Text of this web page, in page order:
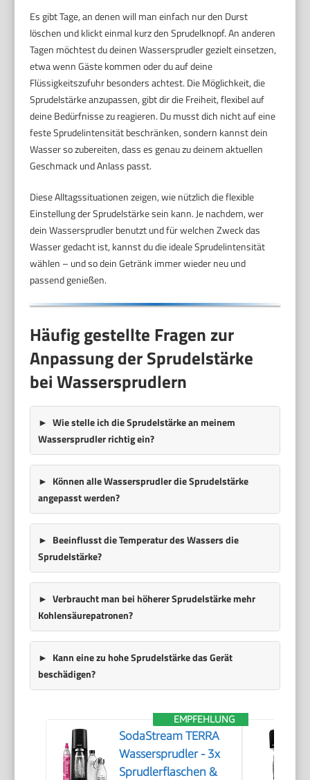
Es gibt Tage, an denen will man einfach nur den Durst
löschen und klickt einmal kurz den Sprudelknopf. An anderen
Tagen möchtest du deinen Wassersprudler gezielt einsetzen,
etwa wenn Gäste kommen oder du auf deine
Flüssigkeitszufuhr besonders achtest. Die Möglichkeit, die
Sprudelstärke anzupassen, gibt dir die Freiheit, flexibel auf
deine Bedürfnisse zu reagieren. Du musst dich nicht auf eine
feste Sprudelintensität beschränken, sondern kannst dein
Wasser so zubereiten, dass es genau zu deinem aktuellen
Geschmack und Anlass passt.
Diese Alltagssituationen zeigen, wie nützlich die flexible
Einstellung der Sprudelstärke sein kann. Je nachdem, wer
dein Wassersprudler benutzt und für welchen Zweck das
Wasser gedacht ist, kannst du die ideale Sprudelintensität
wählen – und so dein Getränk immer wieder neu und
passend genießen.
Häufig gestellte Fragen zur
Anpassung der Sprudelstärke
bei Wassersprudlern
Wie stelle ich die Sprudelstärke an meinem
Wassersprudler richtig ein?
Können alle Wassersprudler die Sprudelstärke
angepasst werden?
Beeinflusst die Temperatur des Wassers die
Sprudelstärke?
Verbraucht man bei höherer Sprudelstärke mehr
Kohlensäurepatronen?
Kann eine zu hohe Sprudelstärke das Gerät
beschädigen?
EMPFEHLUNG
SodaStream TERRA
Wassersprudler - 3x
Sprudlerflaschen &